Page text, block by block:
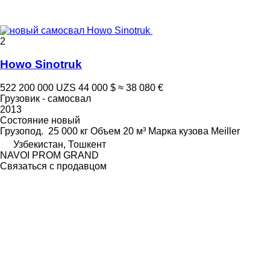
2
Howo Sinotruk
522 200 000 UZS 44 000 $ ≈ 38 080 €
Грузовик - самосвал
2013
Состояние новый
Грузопод. 25 000 кг Объем 20 м³ Марка кузова Meiller
Узбекистан, Тошкент
NAVOI PROM GRAND
Связаться с продавцом